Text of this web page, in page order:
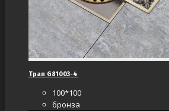
Трап G81003-4
100*100
бронза